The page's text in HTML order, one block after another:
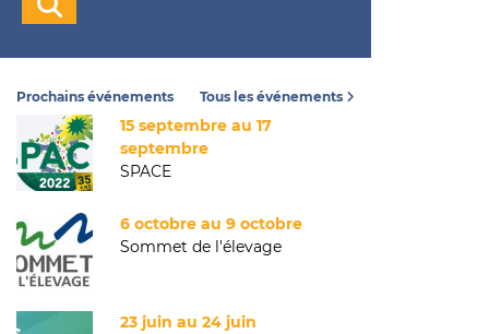
Prochains événements
15 septembre au 17
septembre
SPACE
6 octobre au 9 octobre
Sommet de l'élevage
23 juin au 24 juin
Tous les événements